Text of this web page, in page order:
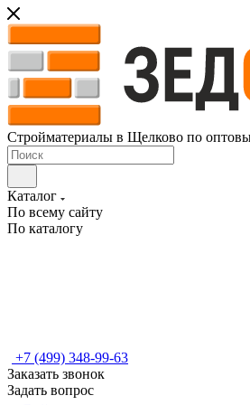
Стройматериалы в Щелково по
Каталог
По всему сайту
По каталогу
+7 (499) 348-99-63
Заказать звонок
Задать вопрос